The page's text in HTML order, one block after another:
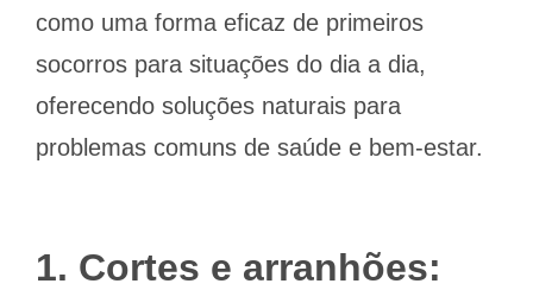
como uma forma eficaz de primeiros
socorros para situações do dia a dia,
oferecendo soluções naturais para
problemas comuns de saúde e bem-estar.
1. Cortes e arranhões: